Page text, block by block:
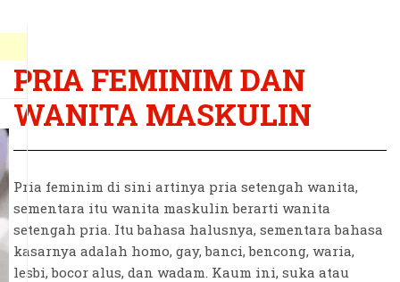
PRIA FEMINIM DAN
WANITA MASKULIN
Pria feminim di sini artinya pria setengah wanita,
sementara itu wanita maskulin berarti wanita
setengah pria. Itu bahasa halusnya, sementara bahasa
kasarnya adalah homo, gay, banci, bencong, waria,
lesbi, bocor alus, dan wadam. Kaum ini, suka atau